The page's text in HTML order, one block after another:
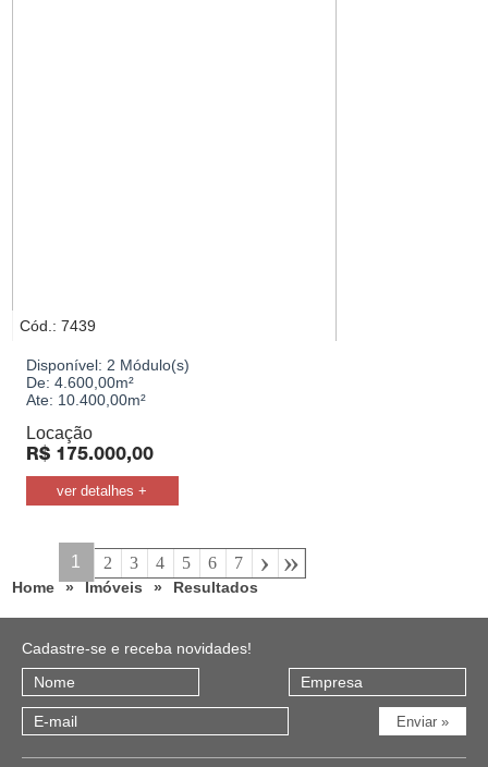
Cód.: 7439
Disponível: 2 Módulo(s)
De: 4.600,00m²
Ate: 10.400,00m²
Locação
R$175.000,00
ver detalhes +
1 2 3 4 5 6 7 › »
Home » Imóveis » Resultados
Cadastre-se e receba novidades!